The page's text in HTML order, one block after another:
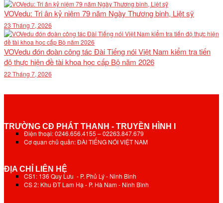
VOVedu: Tri ân kỷ niệm 79 năm Ngày Thương binh, Liệt sỹ
23 Tháng 7, 2026
VOVedu đón đoàn công tác Đài Tiếng nói Việt Nam kiểm tra tiến
độ thực hiện đề tài khoa học cấp Bộ năm 2026
22 Tháng 7, 2026
TRƯỜNG CĐ PHÁT THANH - TRUYỀN HÌNH I
Điện thoại: 0246.656.4155 – 02263.847.679
Cơ quan chủ quản: ĐÀI TIẾNG NÓI VIỆT NAM
ĐỊA CHỈ LIÊN HỆ
CS1: 136 Quy Lưu - P. Phủ Lý - Ninh Bình
CS 2: Khu ĐT Lam Hạ - P. Hà Nam - Ninh Bình